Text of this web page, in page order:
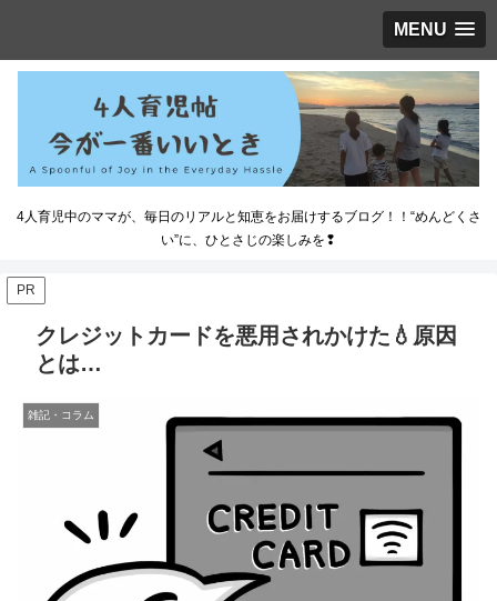
MENU
4人育児中のママが、毎日のリアルと知恵をお届けするブログ！！“めんどくさ
い”に、ひとさじの楽しみを❢
PR
クレジットカードを悪用されかけた💧原因
とは…
雑記・コラム